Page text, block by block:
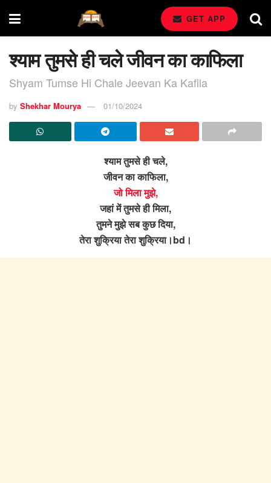
GET APP
श्याम तुमसे ही चले जीवन का काफिला
Shyam Tumse Hi Chale Jeevan Ka Kafila
by Shekhar Mourya 01/10/2024
श्याम तुमसे ही चले,
जीवन का काफिला,
जो मिला मुझे,
जहां में तुमसे ही मिला,
तुमने मुझे सब कुछ दिया,
तेरा शुक्रिया तेरा शुक्रिया।bd।